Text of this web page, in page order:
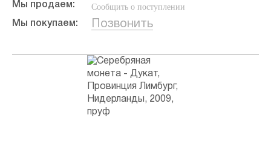
Мы продаем: Сообщить о поступлении
Мы покупаем: Позвонить